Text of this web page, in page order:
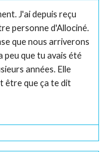
J'ai depuis reçu
personne d'Allociné.
que nous arriverons
peu que tu avais été
années. Elle
être que ça te dit